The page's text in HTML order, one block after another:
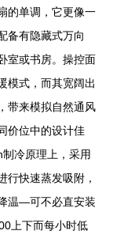
的单调，它更像一
备有隐藏式万向
室或书房。操控面
模式，而其宽阔出
带来模拟自然通风
价位中的设计佳
冷原理上，采用
行快速蒸发吸附，
温—可不必直安装
上下而每小时低